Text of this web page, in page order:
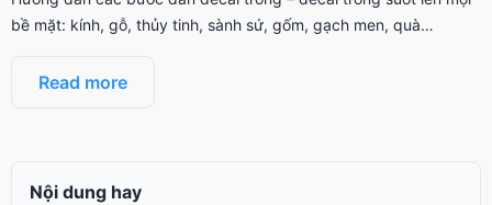
bề mặt: kính, gỗ, thủy tinh, sành sứ, gốm, gạch men, quà…
Read more
Nội dung hay